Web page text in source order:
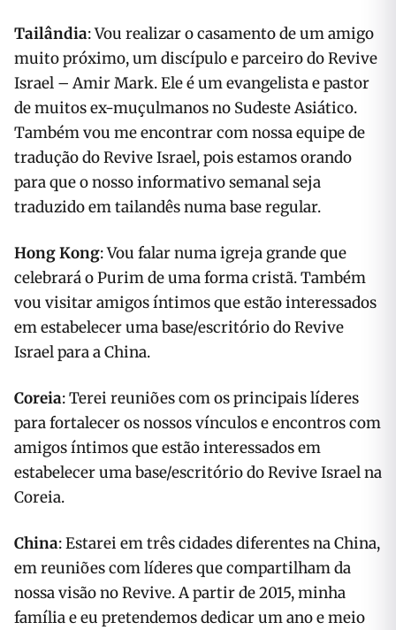
Tailândia: Vou realizar o casamento de um amigo
muito próximo, um discípulo e parceiro do Revive
Israel – Amir Mark. Ele é um evangelista e pastor
de muitos ex-muçulmanos no Sudeste Asiático.
Também vou me encontrar com nossa equipe de
tradução do Revive Israel, pois estamos orando
para que o nosso informativo semanal seja
traduzido em tailandês numa base regular.
Hong Kong: Vou falar numa igreja grande que
celebrará o Purim de uma forma cristã. Também
vou visitar amigos íntimos que estão interessados
em estabelecer uma base/escritório do Revive
Israel para a China.
Coreia: Terei reuniões com os principais líderes
para fortalecer os nossos vínculos e encontros com
amigos íntimos que estão interessados em
estabelecer uma base/escritório do Revive Israel na
Coreia.
China: Estarei em três cidades diferentes na China,
em reuniões com líderes que compartilham da
nossa visão no Revive. A partir de 2015, minha
família e eu pretendemos dedicar um ano e meio